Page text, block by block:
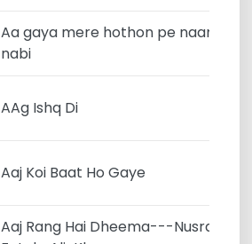
Aa gaya mere hothon pe naam-e-
nabi
AAg Ishq Di
Aaj Koi Baat Ho Gaye
Aaj Rang Hai Dheema---Nusrat-